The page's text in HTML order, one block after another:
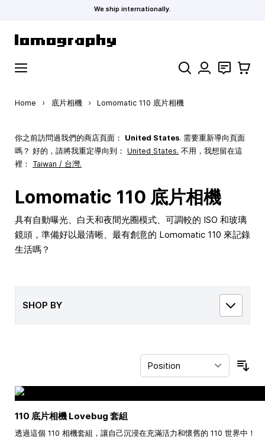
We ship internationally.
Search 聯絡 購物車
Home › 底片相機 › Lomomatic 110 底片相機
你之前訪問過我們的商店頁面： United States. 需要重新導向頁面
嗎？ 好的，請將我重定導向到： United States. 不用，我想留在這
裡： Taiwan / 台灣.
Lomomatic 110 底片相機
具有自動曝光、白天和夜間光圈模式、可調較的 ISO 和玻璃
鏡頭，準備好以最清晰、最有創意的 Lomomatic 110 來記錄
生活嗎？
SHOP BY
110 底片相機 Lovebug 套組
透過這個 110 相機套組，讓自己沉浸在充滿活力和懷舊的 110 世界中！